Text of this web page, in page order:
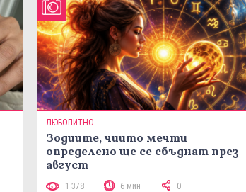
ЛЮБОПИТНО
Зодиите, чиито мечти
определено ще се сбъднат през
август
1 378 6 мин 0